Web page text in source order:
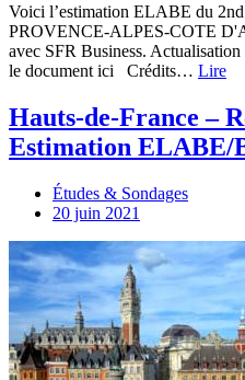
Voici l’estimation ELABE du
PROVENCE-ALPES-COTE
avec SFR Business.
le document ici Crédits… Lire
Hauts-de-France –
Estimation ELABE/
Études & Sondages
20 juin 2021